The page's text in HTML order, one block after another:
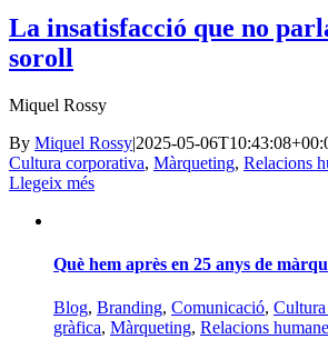
La insatisfacció que no
soroll
Miquel Rossy
By Miquel Rossy|2025-05-
Cultura corporativa, Màrqueting, Relacions
Llegeix més
Què hem après en 25 anys de
Blog, Branding, Comunicació,
gràfica, Màrqueting, Relacions